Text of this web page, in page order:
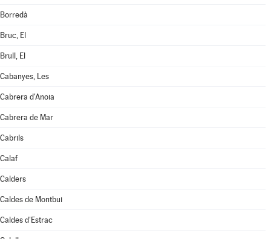
Borredà
Bruc, El
Brull, El
Cabanyes, Les
Cabrera d'Anoia
Cabrera de Mar
Cabrils
Calaf
Calders
Caldes de Montbui
Caldes d'Estrac